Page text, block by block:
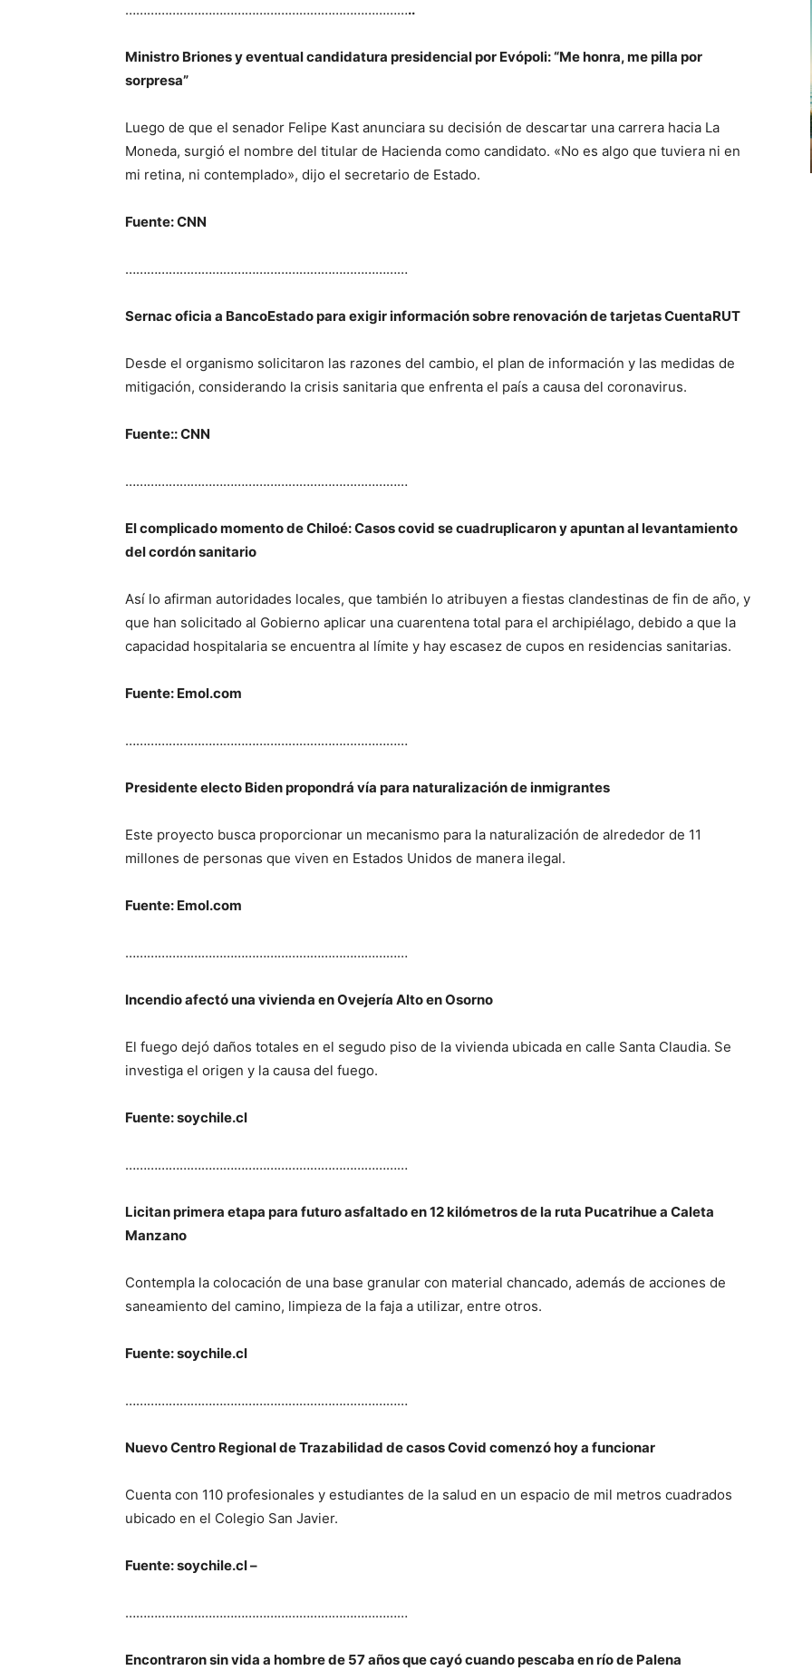
……………………………………………………………………..
Ministro Briones y eventual candidatura presidencial por Evópoli: “Me honra, me pilla por
sorpresa”
Luego de que el senador Felipe Kast anunciara su decisión de descartar una carrera hacia La
Moneda, surgió el nombre del titular de Hacienda como candidato. «No es algo que tuviera ni en
mi retina, ni contemplado», dijo el secretario de Estado.
Fuente: CNN
……………………………………………………………………
Sernac oficia a BancoEstado para exigir información sobre renovación de tarjetas CuentaRUT
Desde el organismo solicitaron las razones del cambio, el plan de información y las medidas de
mitigación, considerando la crisis sanitaria que enfrenta el país a causa del coronavirus.
Fuente:: CNN
……………………………………………………………………
El complicado momento de Chiloé: Casos covid se cuadruplicaron y apuntan al levantamiento
del cordón sanitario
Así lo afirman autoridades locales, que también lo atribuyen a fiestas clandestinas de fin de año, y
que han solicitado al Gobierno aplicar una cuarentena total para el archipiélago, debido a que la
capacidad hospitalaria se encuentra al límite y hay escasez de cupos en residencias sanitarias.
Fuente: Emol.com
……………………………………………………………………
Presidente electo Biden propondrá vía para naturalización de inmigrantes
Este proyecto busca proporcionar un mecanismo para la naturalización de alrededor de 11
millones de personas que viven en Estados Unidos de manera ilegal.
Fuente: Emol.com
……………………………………………………………………
Incendio afectó una vivienda en Ovejería Alto en Osorno
El fuego dejó daños totales en el segudo piso de la vivienda ubicada en calle Santa Claudia. Se
investiga el origen y la causa del fuego.
Fuente: soychile.cl
……………………………………………………………………
Licitan primera etapa para futuro asfaltado en 12 kilómetros de la ruta Pucatrihue a Caleta
Manzano
Contempla la colocación de una base granular con material chancado, además de acciones de
saneamiento del camino, limpieza de la faja a utilizar, entre otros.
Fuente: soychile.cl
……………………………………………………………………
Nuevo Centro Regional de Trazabilidad de casos Covid comenzó hoy a funcionar
Cuenta con 110 profesionales y estudiantes de la salud en un espacio de mil metros cuadrados
ubicado en el Colegio San Javier.
Fuente: soychile.cl –
……………………………………………………………………
Encontraron sin vida a hombre de 57 años que cayó cuando pescaba en río de Palena